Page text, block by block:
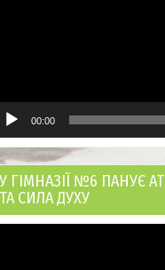
00:00
У ГІМНАЗІЇ №6 ПАНУЄ
ТА СИЛА ДУХУ